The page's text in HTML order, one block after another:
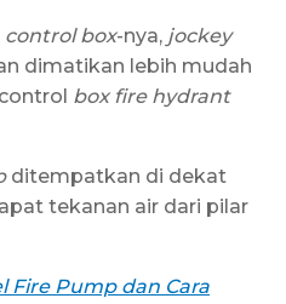
control box-nya, jockey
dimatikan lebih mudah
box fire hydrant
ditempatkan di dekat
tekanan air dari pilar
Fire Pump dan Cara